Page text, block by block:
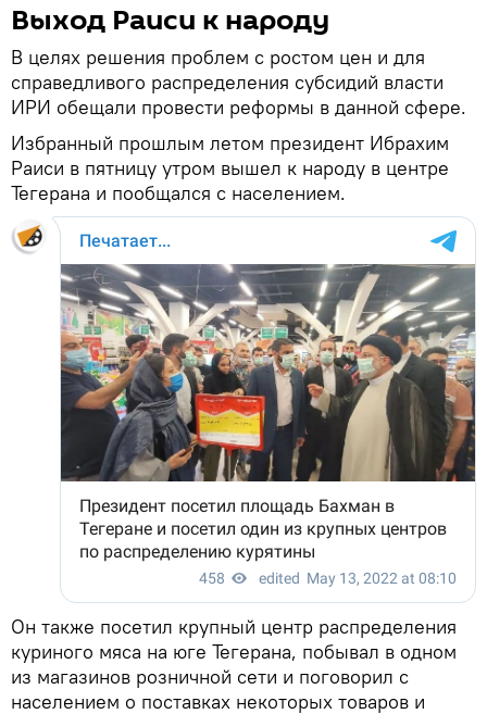
Выход Раиси к народу
В целях решения проблем с ростом цен и для
справедливого распределения субсидий власти
ИРИ обещали провести реформы в данной сфере.
Избранный прошлым летом президент Ибрахим
Раиси в пятницу утром вышел к народу в центре
Тегерана и пообщался с населением.
Он также посетил крупный центр распределения
куриного мяса на юге Тегерана, побывал в одном
из магазинов розничной сети и поговорил с
населением о поставках некоторых товаров и